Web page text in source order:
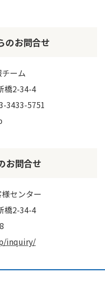
のお問合せ
ーム
橋2-34-4
3433-5751
お問合せ
センター
橋2-34-4
inquiry/